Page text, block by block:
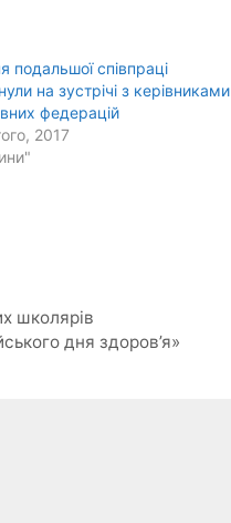
подальшої співпраці
на зустрічі з керівниками
федерацій
2017
школярів
дня здоров’я»